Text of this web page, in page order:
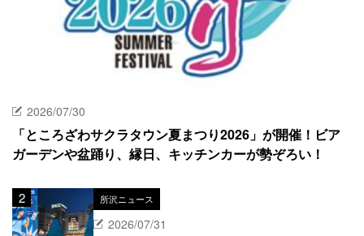
2026/07/30
「ところざわサクラタウン夏まつり2026」が開催！ビア
ガーデンや盆踊り、縁日、キッチンカーが勢ぞろい！
所沢ニュース
2026/07/31